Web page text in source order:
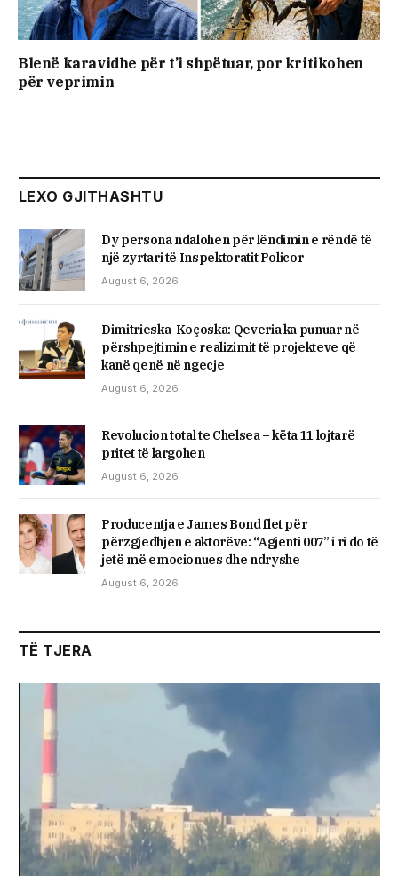
Blenë karavidhe për t’i shpëtuar, por kritikohen
për veprimin
LEXO GJITHASHTU
Dy persona ndalohen për lëndimin e rëndë të
një zyrtari të Inspektoratit Policor
August 6, 2026
Dimitrieska-Koçoska: Qeveria ka punuar në
përshpejtimin e realizimit të projekteve që
kanë qenë në ngecje
August 6, 2026
Revolucion total te Chelsea – këta 11 lojtarë
pritet të largohen
August 6, 2026
Producentja e James Bond flet për
përzgjedhjen e aktorëve: “Agjenti 007” i ri do të
jetë më emocionues dhe ndryshe
August 6, 2026
TË TJERA